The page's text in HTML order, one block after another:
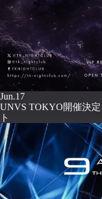
Jun.17
UNVS TOKYO開催決
ト